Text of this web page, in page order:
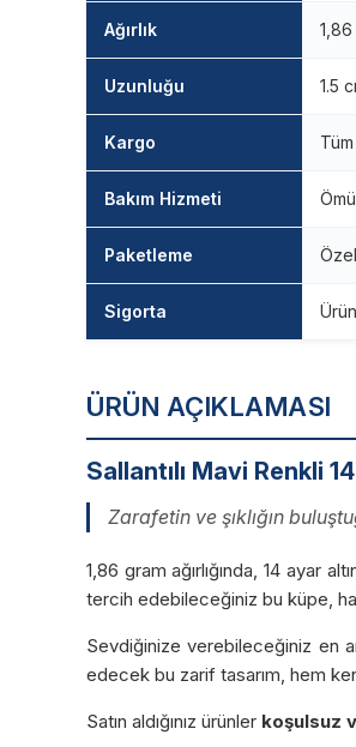
ÜRÜN AÇIKLAMASI
Sallantılı Mavi Renkli
Zarafetin ve şıklığın
1,86 gram ağırlığında, 14 ayar
tercih edebileceğiniz bu küpe,
Sevdiğinize verebileceğiniz en
edecek bu zarif tasarım, hem
Satın aldığınız ürünler koşulsuz
Ağırlık 1,86
Uzunluğu 1.5
Kargo
Bakım Hizmeti
Paketleme
Sigorta